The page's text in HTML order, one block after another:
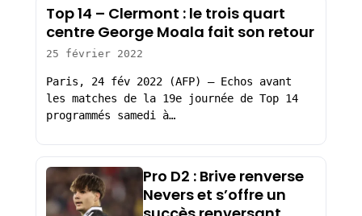
Top 14 – Clermont : le trois quart
centre George Moala fait son retour
25 février 2022
Paris, 24 fév 2022 (AFP) – Echos avant
les matches de la 19e journée de Top 14
programmés samedi à…
Pro D2 : Brive renverse
Nevers et s’offre un